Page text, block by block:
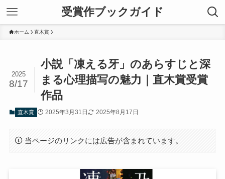
受賞作ブックガイド
ホーム 直木賞
小説「凍える牙」のあらすじと深
まる心理描写の魅力｜直木賞受賞
作品
2025
8/17
直木賞 2025年3月31日 2025年8月17日
当ページのリンクには広告が含まれています。